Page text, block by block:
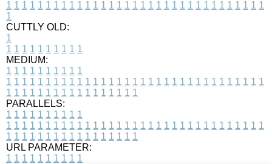
1 1 1 1 1 1 1 1 1 1 1 1 1 1 1 1 1 1 1 1 1 1 1 1 1 1 1 1 1 1 1 1 1
1
CUTTLY OLD:
1
1 1 1 1 1 1 1 1 1 1
MEDIUM:
1 1 1 1 1 1 1 1 1 1
1 1 1 1 1 1 1 1 1 1 1 1 1 1 1 1 1 1 1 1 1 1 1 1 1 1 1 1 1 1 1 1 1
1 1 1 1 1 1 1 1 1 1 1 1 1 1 1 1 1
PARALLELS:
1 1 1 1 1 1 1 1 1 1
1 1 1 1 1 1 1 1 1 1 1 1 1 1 1 1 1 1 1 1 1 1 1 1 1 1 1 1 1 1 1 1 1
1 1 1 1 1 1 1 1 1 1 1 1 1 1 1 1 1
URL PARAMETER:
1 1 1 1 1 1 1 1 1 1